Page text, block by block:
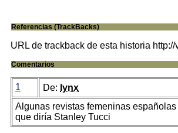
Referencias (TrackBacks)
URL de trackback de esta historia
Comentarios
1 De: lynx
Algunas revistas femeninas
que diría Stanley Tucci